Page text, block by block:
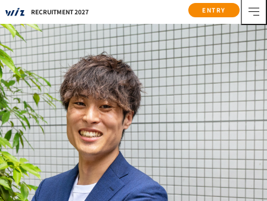
RECRUITMENT 2027 ENTRY